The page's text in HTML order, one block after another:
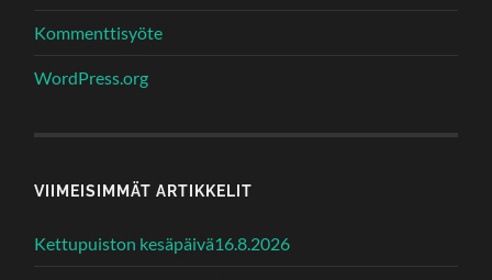
Kommenttisyöte
WordPress.org
VIIMEISIMMÄT ARTIKKELIT
Kettupuiston kesäpäivä16.8.2026